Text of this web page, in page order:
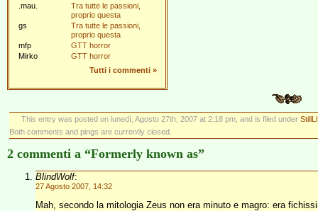
.mau.
Tra tutte le passioni,
proprio questa
gs
Tra tutte le passioni,
proprio questa
mfp
GTT horror
Mirko
GTT horror
Tutti i commenti »
This entry was posted on lunedì, Agosto 27th, 2007 at 2:18 pm, and is filed under
Both comments and pings are currently closed.
2 commenti a “Formerly known as”
BlindWolf:
27 Agosto 2007, 14:32
Mah, secondo la mitologia Zeus non era minuto e magro: era